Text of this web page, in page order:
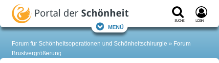
Suche Login
Menü
Forum für Schönheitsoperationen und Schönheitschirurgie
Forum
Brustvergrößerung